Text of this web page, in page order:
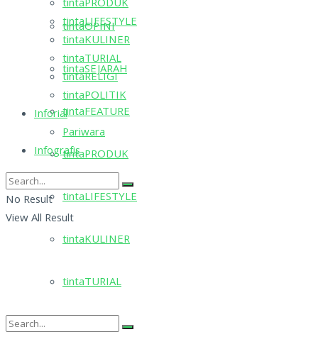
tintaOPINI
tintaSEJARAH
tintaFEATURE
tintaPRODUK
tintaLIFESTYLE
tintaKULINER
tintaTURIAL
tintaPRODUK
tintaLIFESTYLE
tintaKULINER
tintaTURIAL
tintaRELIGI
tintaPOLITIK
Inforial
Pariwara
Infografis
No Result
View All Result